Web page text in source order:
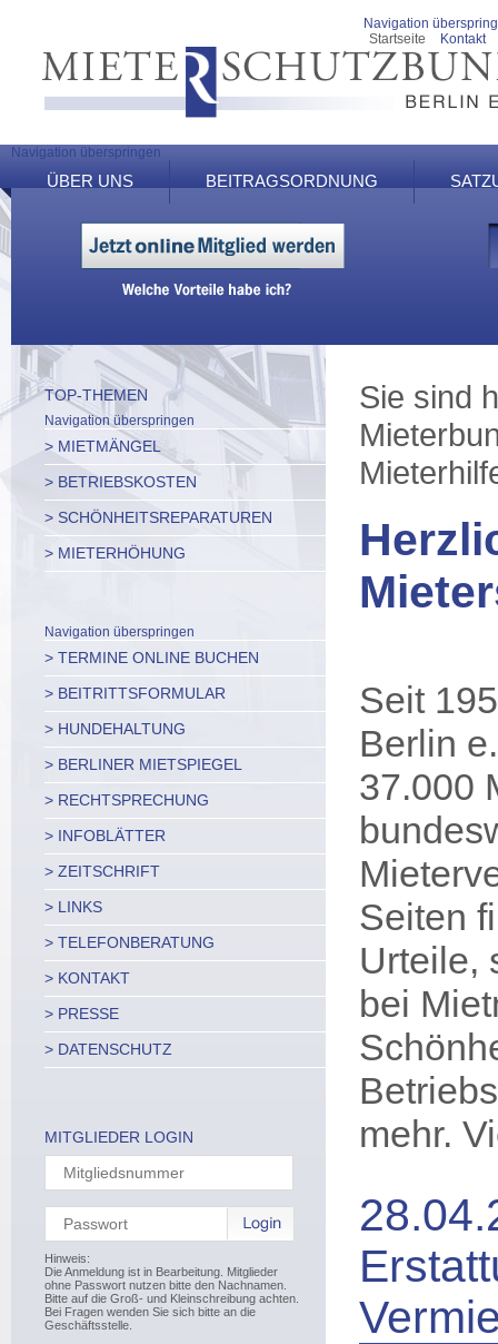
Navigation überspringen
ÜBER UNS BEITRAGSORDNUNG
Navigation
Startseite
Kontakt
TOP-THEMEN
Navigation überspringen
> MIETMÄNGEL
> BETRIEBSKOSTEN
> SCHÖNHEITSREPARATUREN
> MIETERHÖHUNG
Navigation überspringen
> TERMINE ONLINE BUCHEN
> BEITRITTSFORMULAR
> HUNDEHALTUNG
> BERLINER MIETSPIEGEL
> RECHTSPRECHUNG
> INFOBLÄTTER
> ZEITSCHRIFT
> LINKS
> TELEFONBERATUNG
> KONTAKT
> PRESSE
> DATENSCHUTZ
MITGLIEDER LOGIN
Hinweis:
Die Anmeldung ist in Bearbeitung. Mitglieder
ohne Passwort nutzen bitte den Nachnamen.
Bitte auf die Groß- und Kleinschreibung achten.
Bei Fragen wenden Sie sich bitte an die
Geschäftsstelle.
Sie sind
Seit
Berlin
37.000
Seiten
Urteile,
bei
mehr.